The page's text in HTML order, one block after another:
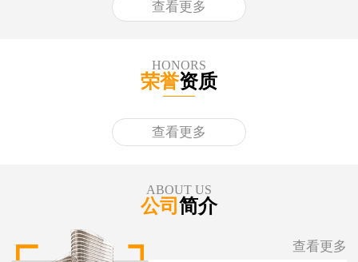
查看更多
HONORS
荣誉资质
查看更多
ABOUT US
公司 简介
查看更多